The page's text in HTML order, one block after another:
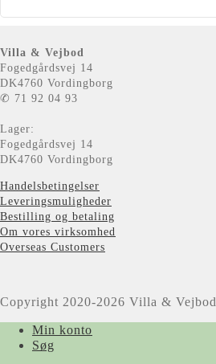
Villa & Vejbod
Fogedgårdsvej 14
DK4760 Vordingborg
✆ 71 92 04 93
Lager:
Fogedgårdsvej 14
DK4760 Vordingborg
Handelsbetingelser
Leveringsmuligheder
Bestilling og betaling
Om vores virksomhed
Overseas Customers
Copyright 2020-2026 Villa & Vejbod
Min konto
Søg